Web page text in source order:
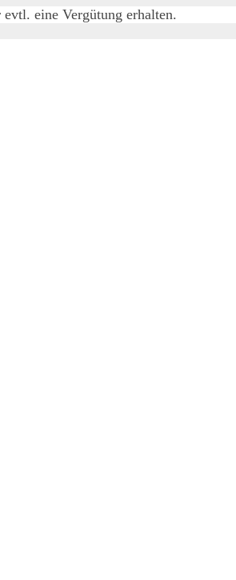
eine Vergütung erhalten.